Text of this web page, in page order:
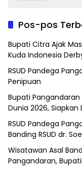
Pos-pos
Bupati Citra Ajak
Kuda Indonesia
RSUD Pandega
Penipuan
Bupati Pangandaran
Dunia 2026, Siapkan
RSUD Pandega
Banding RSUD dr.
Wisatawan Asal
Pangandaran,